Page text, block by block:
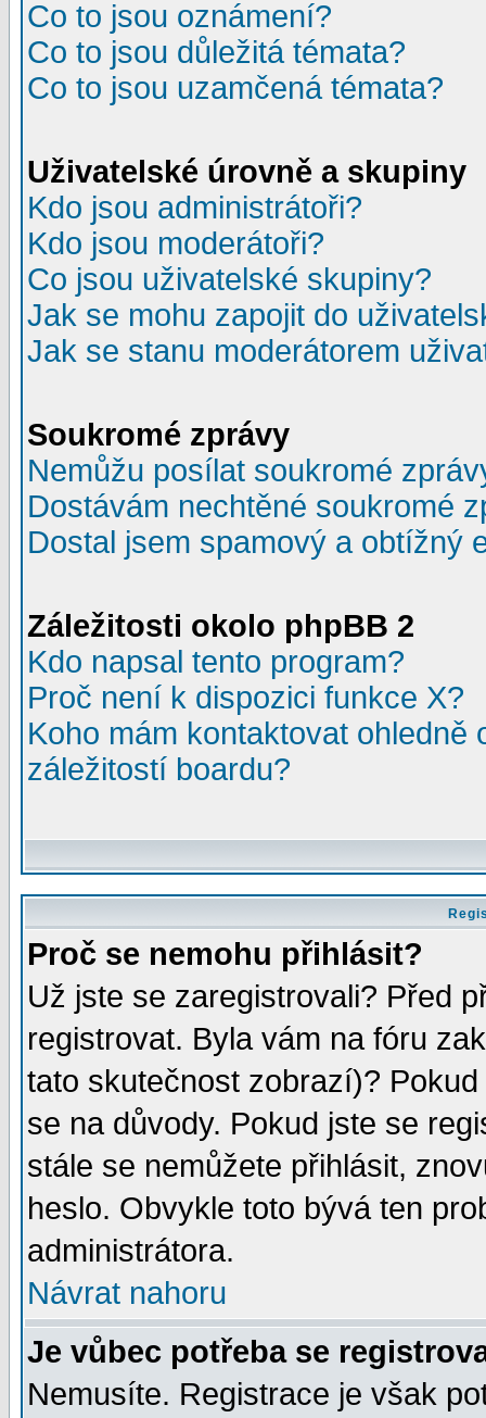
Co to jsou oznámení?
Co to jsou důležitá témata?
Co to jsou uzamčená témata?
Uživatelské úrovně a skupiny
Kdo jsou administrátoři?
Kdo jsou moderátoři?
Co jsou uživatelské skupiny?
Jak se mohu zapojit do
Jak se stanu moderátorem
Soukromé zprávy
Nemůžu posílat soukromé
Dostávám nechtěné soukromé
Dostal jsem spamový a obtížný
Záležitosti okolo phpBB 2
Kdo napsal tento program?
Proč není k dispozici funkce X?
Koho mám kontaktovat
záležitostí boardu?
Proč se nemohu přihlásit?
Už jste se zaregistrovali? Před
registrovat. Byla vám na fóru
tato skutečnost zobrazí)?
se na důvody. Pokud jste se
stále se nemůžete přihlásit,
heslo. Obvykle toto bývá ten
administrátora.
Návrat nahoru
Je vůbec potřeba se
Nemusíte. Registrace je však